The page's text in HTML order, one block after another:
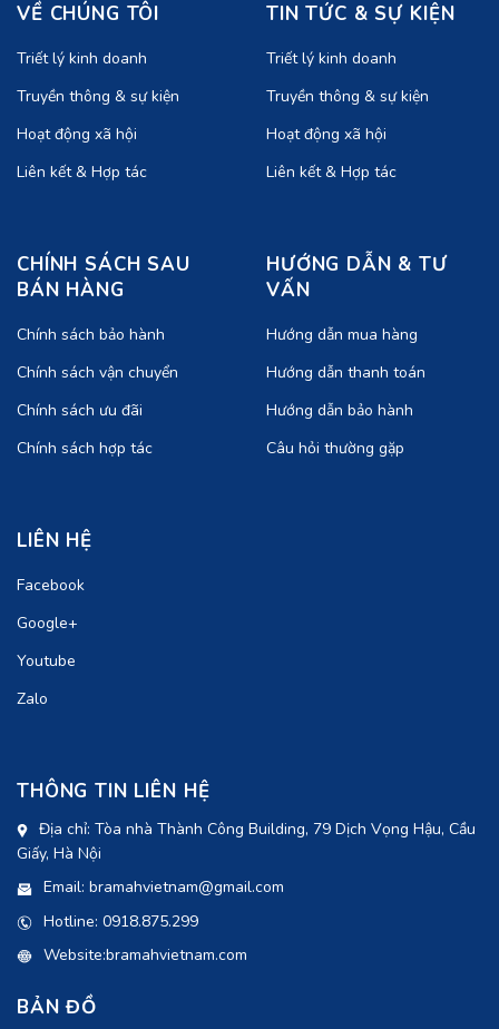
VỀ CHÚNG TÔI
Triết lý kinh doanh
Truyền thông & sự kiện
Hoạt động xã hội
Liên kết & Hợp tác
TIN TỨC & SỰ KIỆN
Triết lý kinh doanh
Truyền thông & sự kiện
Hoạt động xã hội
Liên kết & Hợp tác
CHÍNH SÁCH SAU
BÁN HÀNG
Chính sách bảo hành
Chính sách vận chuyển
Chính sách ưu đãi
Chính sách hợp tác
HƯỚNG DẪN & TƯ
VẤN
Hướng dẫn mua hàng
Hướng dẫn thanh toán
Hướng dẫn bảo hành
Câu hỏi thường gặp
LIÊN HỆ
Facebook
Google+
Youtube
Zalo
THÔNG TIN LIÊN HỆ
Địa chỉ: Tòa nhà Thành Công Building, 79 Dịch Vọng Hậu, Cầu
Giấy, Hà Nội
Email: bramahvietnam@gmail.com
Hotline: 0918.875.299
Website:bramahvietnam.com
BẢN ĐỒ